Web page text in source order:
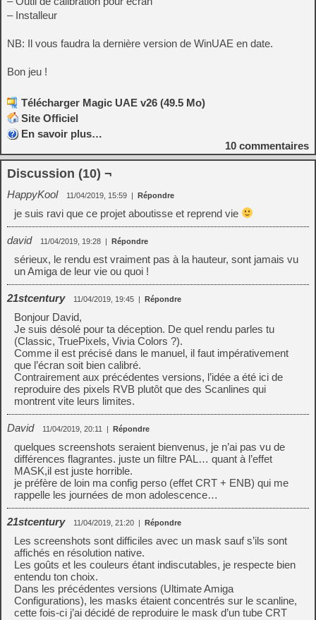
– Installeur
NB: Il vous faudra la dernière version de WinUAE en date.
Bon jeu !
Télécharger Magic UAE v26 (49.5 Mo)
Site Officiel
En savoir plus…
10 commentaires
Discussion (10) ¬
HappyKool 11/04/2019, 15:59 | Répondre
je suis ravi que ce projet aboutisse et reprend vie
david 11/04/2019, 19:28 | Répondre
sérieux, le rendu est vraiment pas à la hauteur, sont jamais vu
un Amiga de leur vie ou quoi !
21stcentury 11/04/2019, 19:45 | Répondre
Bonjour David,
Je suis désolé pour ta déception. De quel rendu parles tu
(Classic, TruePixels, Vivia Colors ?).
Comme il est précisé dans le manuel, il faut impérativement
que l’écran soit bien calibré.
Contrairement aux précédentes versions, l’idée a été ici de
reproduire des pixels RVB plutôt que des Scanlines qui
montrent vite leurs limites.
David 11/04/2019, 20:11 | Répondre
quelques screenshots seraient bienvenus, je n’ai pas vu de
différences flagrantes. juste un filtre PAL… quant à l’effet
MASK,il est juste horrible.
je préfère de loin ma config perso (effet CRT + ENB) qui me
rappelle les journées de mon adolescence…
21stcentury 11/04/2019, 21:20 | Répondre
Les screenshots sont difficiles avec un mask sauf s’ils sont
affichés en résolution native.
Les goûts et les couleurs étant indiscutables, je respecte bien
entendu ton choix.
Dans les précédentes versions (Ultimate Amiga
Configurations), les masks étaient concentrés sur le scanline,
cette fois-ci j’ai décidé de reproduire le mask d’un tube CRT